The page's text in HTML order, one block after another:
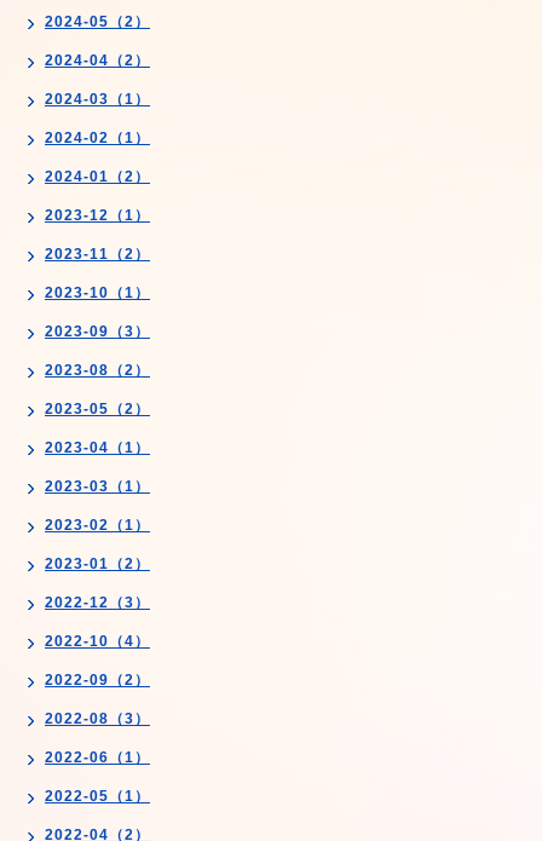
2024-05（2）
2024-04（2）
2024-03（1）
2024-02（1）
2024-01（2）
2023-12（1）
2023-11（2）
2023-10（1）
2023-09（3）
2023-08（2）
2023-05（2）
2023-04（1）
2023-03（1）
2023-02（1）
2023-01（2）
2022-12（3）
2022-10（4）
2022-09（2）
2022-08（3）
2022-06（1）
2022-05（1）
2022-04（2）